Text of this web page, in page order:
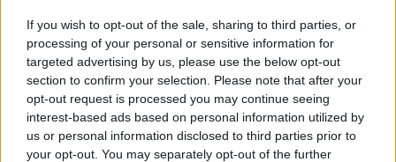
If you wish to opt-out of the sale, sharing to third parties, or
processing of your personal or sensitive information for
targeted advertising by us, please use the below opt-out
section to confirm your selection. Please note that after your
opt-out request is processed you may continue seeing
interest-based ads based on personal information utilized by
us or personal information disclosed to third parties prior to
your opt-out. You may separately opt-out of the further
la vita. Non perderti l’occasione di scoprire questo
angolo di paradiso e lasciati trasportare dalla sua
magia. Preparati a vivere la tua avventura in
un’isola che ti farà sentire libero e in pace con il
mondo. E tu, cosa aspetti? La tua isola dei sogni ti
aspetta! ✨